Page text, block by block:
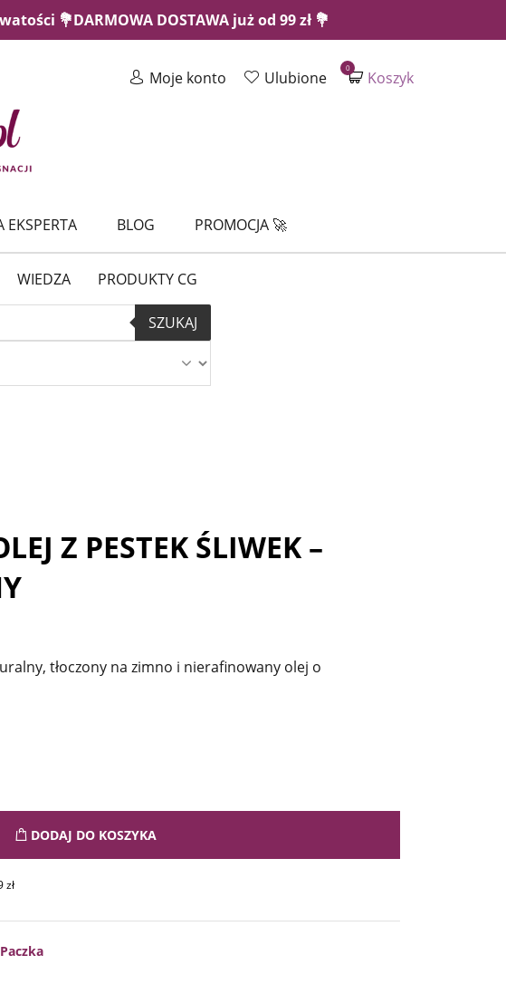
💐DARMOWA DOSTAWA już od 99 zł 💐
Moje konto Ulubione Koszyk
0
EKSPERTA BLOG PROMOCJA 🚀
WIEDZA PRODUKTY CG
SZUKAJ
Z PESTEK ŚLIWEK –
tłoczony na zimno i nierafinowany olej o
DODAJ DO KOSZYKA
zł